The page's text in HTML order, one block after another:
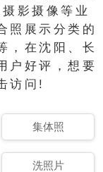
影摄像等业
照展示分类的
，在沈阳、长
户好评，想要
访问!
集体照
洗照片